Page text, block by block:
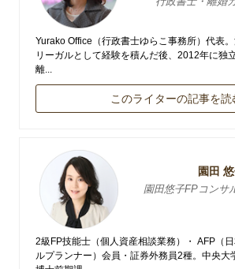
Yurako Office（行政書士ゆらこ事務所）代表
リーガルとして経験を積んだ後、2012年に独
離...
このライターの記事を読
園田
園田悠子FPコンサ
2級FP技能士（個人資産相談業務）・ AFP（
ルプランナー）会員・証券外務員2種。中央大